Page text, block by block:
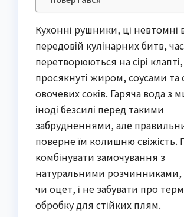
Кухонні рушники, ці невтомні
передовій кулінарних битв,
перетворюються на сірі клапті,
просякнуті жиром, соусами та
овочевих соків. Гаряча вода з
іноді безсилі перед такими
забрудненнями, але
поверне їм колишню свіжість.
комбінувати замочування з
натуральними розчинниками,
чи оцет, і не забувати про
обробку для стійких плям.